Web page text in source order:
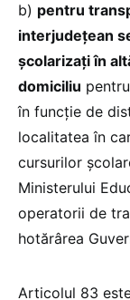
b) pentru
interjudețean
școlarizați în
domiciliu
în funcție de
localitatea în
cursurilor
Ministerului
operatorii de
hotărârea
Articolul 83